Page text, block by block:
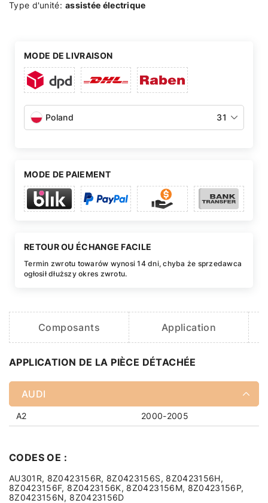
Type d'unité: assistée électrique
MODE DE LIVRAISON
Poland 31
MODE DE PAIEMENT
RETOUR OU ÉCHANGE FACILE
Termin zwrotu towarów wynosi 14 dni, chyba że sprzedawca
ogłosił dłuższy okres zwrotu.
Composants Application
APPLICATION DE LA PIÈCE DÉTACHÉE
AUDI
A2 2000-2005
CODES OE :
AU301R, 8Z0423156R, 8Z0423156S, 8Z0423156H,
8Z0423156F, 8Z0423156K, 8Z0423156M, 8Z0423156P,
8Z0423156N, 8Z0423156D